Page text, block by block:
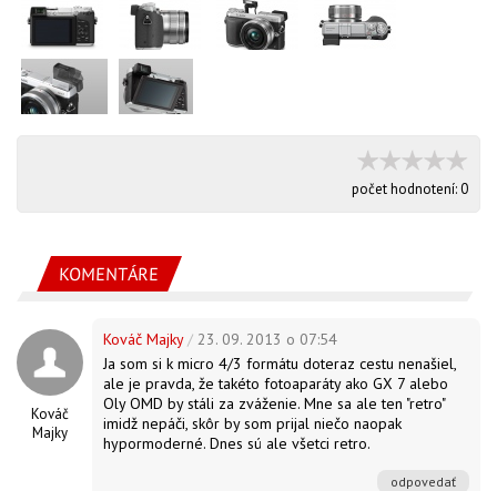
počet hodnotení:0
KOMENTÁRE
Kováč
Majky
Kováč Majky/ 23. 09. 2013 o 07:54
Ja som si k micro 4/3 formátu doteraz cestu nenašiel,
ale je pravda, že takéto fotoaparáty ako GX 7 alebo
Oly OMD by stáli za zváženie. Mne sa ale ten "retro"
imidž nepáči, skôr by som prijal niečo naopak
hypormoderné. Dnes sú ale všetci retro.
odpovedať